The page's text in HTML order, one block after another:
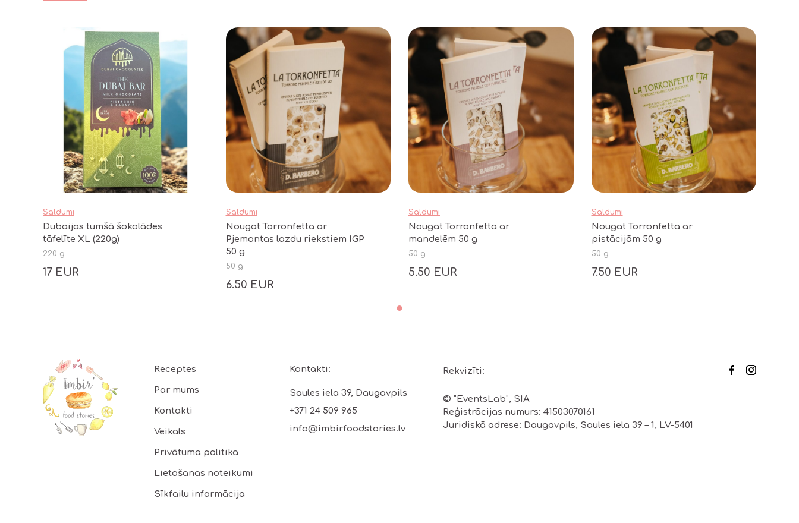
Saldumi
Dubaijas tumšā šokolādes
tāfelīte XL (220g)
220 g
17 EUR
Saldumi
Nougat Torronfetta ar
Pjemontas lazdu riekstiem IGP
50 g
50 g
6.50 EUR
Saldumi
Nougat Torronfetta ar
mandelēm 50 g
50 g
5.50 EUR
Saldumi
Nougat Torronfetta ar
pistācijām 50 g
50 g
7.50 EUR
Footer
Receptes
Par mums
Kontakti
Veikals
Privātuma politika
Lietošanas noteikumi
Sīkfailu informācija
Kontakti:
Saules iela 39, Daugavpils
+371 24 509 965
info@imbirfoodstories.lv
Rekvizīti:
© “EventsLab”, SIA
Reģistrācijas numurs: 41503070161
Juridiskā adrese: Daugavpils, Saules iela 39 – 1, LV-5401